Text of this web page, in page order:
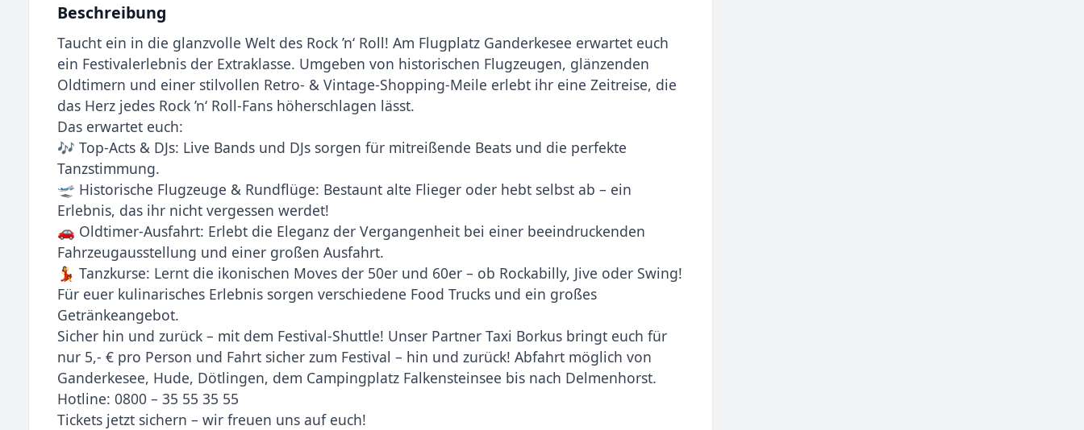
Beschreibung
Taucht ein in die glanzvolle Welt des Rock ’n‘ Roll! Am Flugplatz Ganderkesee erwartet euch
ein Festivalerlebnis der Extraklasse. Umgeben von historischen Flugzeugen, glänzenden
Oldtimern und einer stilvollen Retro- & Vintage-Shopping-Meile erlebt ihr eine Zeitreise, die
das Herz jedes Rock ’n‘ Roll-Fans höherschlagen lässt.
Das erwartet euch:
🎶 Top-Acts & DJs: Live Bands und DJs sorgen für mitreißende Beats und die perfekte
Tanzstimmung.
🛫 Historische Flugzeuge & Rundflüge: Bestaunt alte Flieger oder hebt selbst ab – ein
Erlebnis, das ihr nicht vergessen werdet!
🚗 Oldtimer-Ausfahrt: Erlebt die Eleganz der Vergangenheit bei einer beeindruckenden
Fahrzeugausstellung und einer großen Ausfahrt.
💃 Tanzkurse: Lernt die ikonischen Moves der 50er und 60er – ob Rockabilly, Jive oder Swing!
Für euer kulinarisches Erlebnis sorgen verschiedene Food Trucks und ein großes
Getränkeangebot.
Sicher hin und zurück – mit dem Festival-Shuttle! Unser Partner Taxi Borkus bringt euch für
nur 5,- € pro Person und Fahrt sicher zum Festival – hin und zurück! Abfahrt möglich von
Ganderkesee, Hude, Dötlingen, dem Campingplatz Falkensteinsee bis nach Delmenhorst.
Hotline: 0800 – 35 55 35 55
Tickets jetzt sichern – wir freuen uns auf euch!